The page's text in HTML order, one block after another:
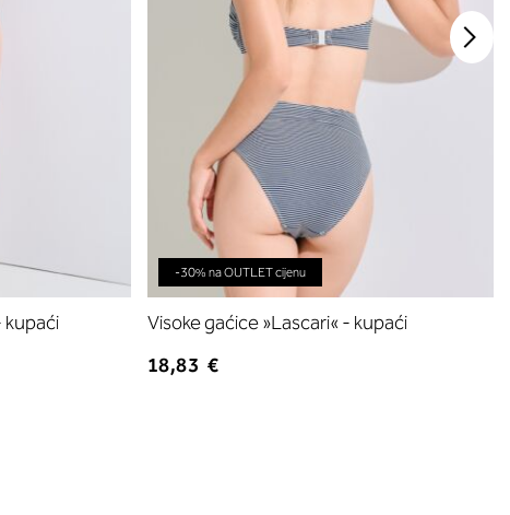
kupaći
-30% na OUTLET cijenu
Visoke gaćice »Lascari« - kupaći
18,83 €